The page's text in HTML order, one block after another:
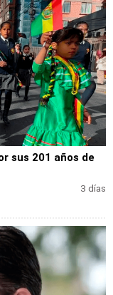
sus 201 años de
3 días